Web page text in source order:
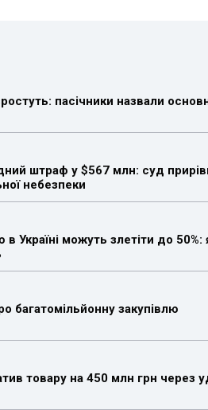
пасічники назвали
штраф у $567 млн: суд
небезпеки
Україні можуть злетіти до 50%:
багатомільйонну закупівлю
товару на 450 млн грн через